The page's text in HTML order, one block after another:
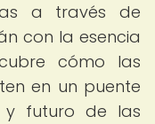
a través de
con la esencia
cómo las
en un puente
y futuro de las